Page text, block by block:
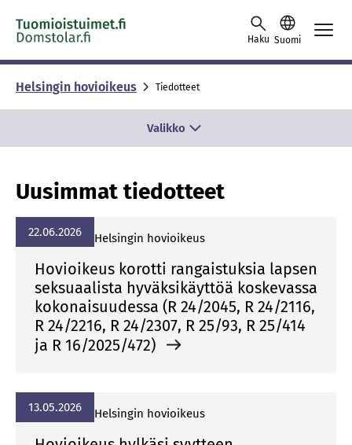
Skip to content -saavutettavuusohje
Haku Suomi
Helsingin hovioikeus Tiedotteet
Valikko
Uusimmat tiedotteet
22.06.2026 Helsingin hovioikeus
Hovioikeus korotti rangaistuksia lapsen
seksuaalista hyväksikäyttöä koskevassa
kokonaisuudessa (R 24/2045, R 24/2116,
R 24/2216, R 24/2307, R 25/93, R 25/414
ja R 16/2025/472)
13.05.2026 Helsingin hovioikeus